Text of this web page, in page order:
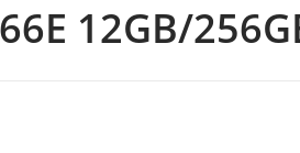
12GB/